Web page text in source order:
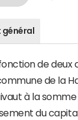
général
de deux
de la
à la
du capital